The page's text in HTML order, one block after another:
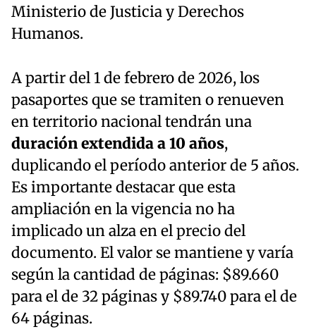
Ministerio de Justicia y Derechos
Humanos.
A partir del 1 de febrero de 2026, los
pasaportes que se tramiten o renueven
en territorio nacional tendrán una
duración extendida a 10 años,
duplicando el período anterior de 5 años.
Es importante destacar que esta
ampliación en la vigencia no ha
implicado un alza en el precio del
documento. El valor se mantiene y varía
según la cantidad de páginas: $89.660
para el de 32 páginas y $89.740 para el de
64 páginas.